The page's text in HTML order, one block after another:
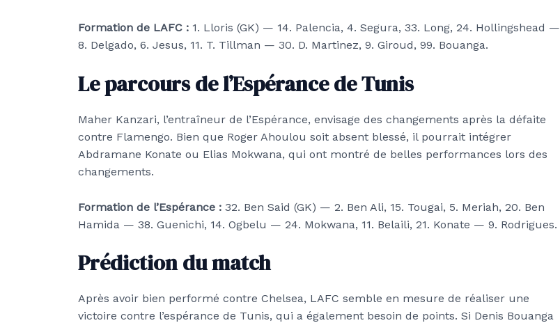
Formation de LAFC : 1. Lloris (GK) — 14. Palencia, 4. Segura, 33. Long, 24. Hollingshead —
8. Delgado, 6. Jesus, 11. T. Tillman — 30. D. Martinez, 9. Giroud, 99. Bouanga.
Le parcours de l’Espérance de Tunis
Maher Kanzari, l’entraîneur de l’Espérance, envisage des changements après la défaite
contre Flamengo. Bien que Roger Ahoulou soit absent blessé, il pourrait intégrer
Abdramane Konate ou Elias Mokwana, qui ont montré de belles performances lors des
changements.
Formation de l’Espérance : 32. Ben Said (GK) — 2. Ben Ali, 15. Tougai, 5. Meriah, 20. Ben
Hamida — 38. Guenichi, 14. Ogbelu — 24. Mokwana, 11. Belaili, 21. Konate — 9. Rodrigues.
Prédiction du match
Après avoir bien performé contre Chelsea, LAFC semble en mesure de réaliser une
victoire contre l’espérance de Tunis, qui a également besoin de points. Si Denis Bouanga